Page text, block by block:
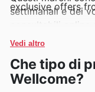
settimanali e dei
consultabili online
exclusive offers
Vedi altro
Che tipo di
Wellcome?